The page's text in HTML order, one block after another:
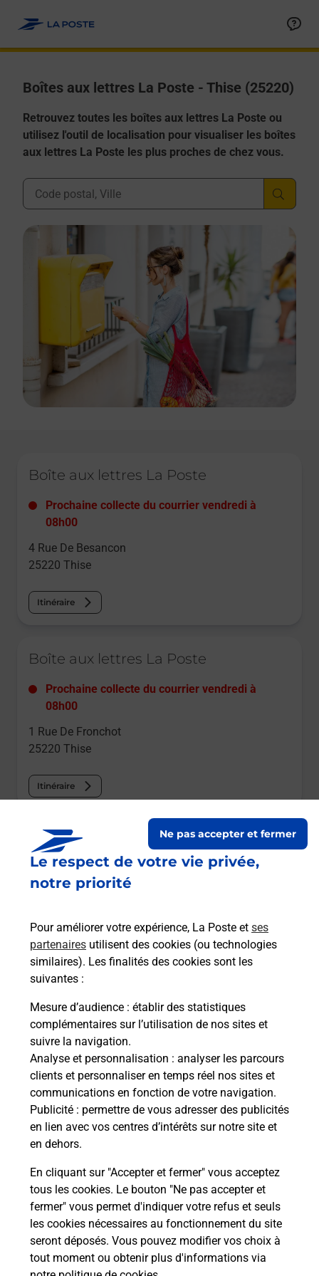
Le respect de votre vie privée,
notre priorité
Pour améliorer votre expérience, La Poste et ses
partenaires utilisent des cookies (ou technologies
similaires). Les finalités des cookies sont les
suivantes :
Mesure d’audience : établir des statistiques
complémentaires sur l’utilisation de nos sites et
suivre la navigation.
Analyse et personnalisation : analyser les parcours
clients et personnaliser en temps réel nos sites et
communications en fonction de votre navigation.
Publicité : permettre de vous adresser des publicités
en lien avec vos centres d’intérêts sur notre site et
en dehors.
En cliquant sur "Accepter et fermer" vous acceptez
tous les cookies. Le bouton "Ne pas accepter et
fermer" vous permet d'indiquer votre refus et seuls
les cookies nécessaires au fonctionnement du site
seront déposés. Vous pouvez modifier vos choix à
tout moment ou obtenir plus d'informations via
Ne pas accepter et fermer
Boîtes aux lettres La Poste - Thise (25220)
Retrouvez toutes les boîtes aux lettres La Poste ou
utilisez l'outil de localisation pour visualiser les boîtes
aux lettres La Poste les plus proches de chez vous.
Ville, Département, Code Postal
Boîte aux lettres La Poste
Prochaine collecte du courrier vendredi à
08h00
4 Rue De Besancon
25220 Thise
Itinéraire
Boîte aux lettres La Poste
Prochaine collecte du courrier vendredi à
08h00
1 Rue De Fronchot
25220 Thise
Itinéraire
Boîte aux lettres La Poste
Prochaine collecte du courrier vendredi
14h00
25220 Thise
Le lien s'ouvre dans un nouvel onglet
Boîte aux Lettres La Poste
Prochaine collecte du courriervendredià
08h00
70 Rue Des Egraffeux
25220 Thise
Le lien s'ouvre dans un nouvel onglet
Localiser Liste Boîtes aux lettres Doubs